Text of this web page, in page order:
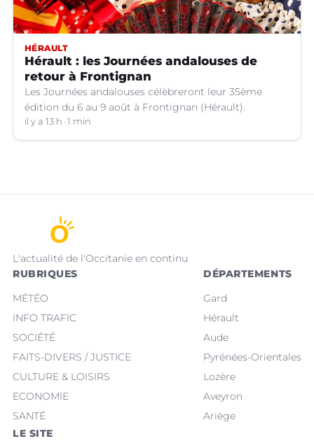
HÉRAULT
Hérault : les Journées andalouses de
retour à Frontignan
Les Journées andalouses célèbreront leur 35ème
édition du 6 au 9 août à Frontignan (Hérault).
il y a 13 h 1 min
L'actualité de l'Occitanie en continu
RUBRIQUES
MÉTÉO
INFO TRAFIC
SOCIÉTÉ
FAITS-DIVERS / JUSTICE
CULTURE & LOISIRS
ECONOMIE
SANTÉ
DÉPARTEMENTS
Gard
Hérault
Aude
Pyrénées-Orientales
Lozère
Aveyron
Ariège
LE SITE